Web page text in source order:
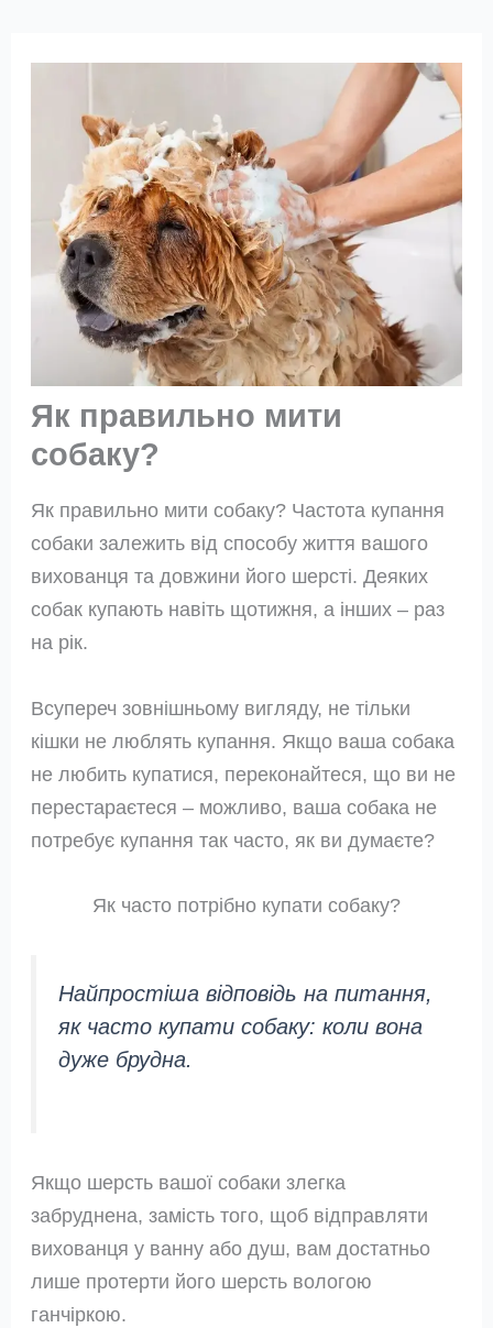
Як правильно мити
собаку?
Як правильно мити собаку? Частота купання
собаки залежить від способу життя вашого
вихованця та довжини його шерсті. Деяких
собак купають навіть щотижня, а інших – раз
на рік.
Всупереч зовнішньому вигляду, не тільки
кішки не люблять купання. Якщо ваша собака
не любить купатися, переконайтеся, що ви не
перестараєтеся – можливо, ваша собака не
потребує купання так часто, як ви думаєте?
Як часто потрібно купати собаку?
Найпростіша відповідь на питання,
як часто купати собаку: коли вона
дуже брудна.
Якщо шерсть вашої собаки злегка
забруднена, замість того, щоб відправляти
вихованця у ванну або душ, вам достатньо
лише протерти його шерсть вологою
ганчіркою.